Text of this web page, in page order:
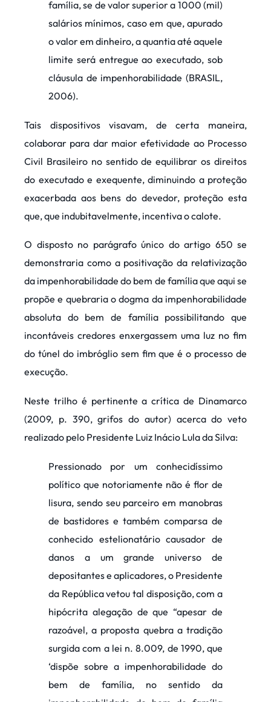
família, se de valor superior a 1000 (mil)
salários mínimos, caso em que, apurado
o valor em dinheiro, a quantia até aquele
limite será entregue ao executado, sob
cláusula de impenhorabilidade (BRASIL,
2006).
Tais dispositivos visavam, de certa maneira,
colaborar para dar maior efetividade ao Processo
Civil Brasileiro no sentido de equilibrar os direitos
do executado e exequente, diminuindo a proteção
exacerbada aos bens do devedor, proteção esta
que, que indubitavelmente, incentiva o calote.
O disposto no parágrafo único do artigo 650 se
demonstraria como a positivação da relativização
da impenhorabilidade do bem de família que aqui se
propõe e quebraria o dogma da impenhorabilidade
absoluta do bem de família possibilitando que
incontáveis credores enxergassem uma luz no fim
do túnel do imbróglio sem fim que é o processo de
execução.
Neste trilho é pertinente a crítica de Dinamarco
(2009, p. 390, grifos do autor) acerca do veto
realizado pelo Presidente Luiz Inácio Lula da Silva:
Pressionado por um conhecidíssimo
político que notoriamente não é flor de
lisura, sendo seu parceiro em manobras
de bastidores e também comparsa de
conhecido estelionatário causador de
danos a um grande universo de
depositantes e aplicadores, o Presidente
da República vetou tal disposição, com a
hipócrita alegação de que “apesar de
razoável, a proposta quebra a tradição
surgida com a lei n. 8.009, de 1990, que
‘dispõe sobre a impenhorabilidade do
bem de família, no sentido da